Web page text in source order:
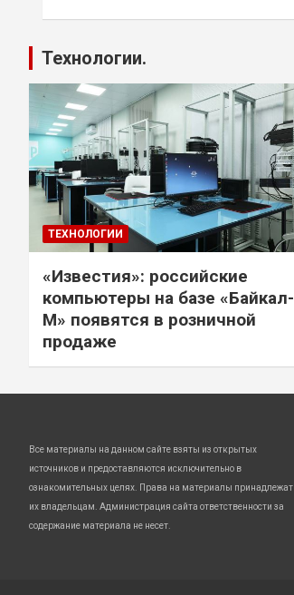
записям
Технологии.
ТЕХНОЛОГИИ
«Известия»: российские
компьютеры на базе «Байкал-
М» появятся в розничной
продаже
Все материалы на данном сайте взяты из открытых
источников и предоставляются исключительно в
ознакомительных целях. Права на материалы принадлежат
их владельцам. Администрация сайта ответственности за
содержание материала не несет.